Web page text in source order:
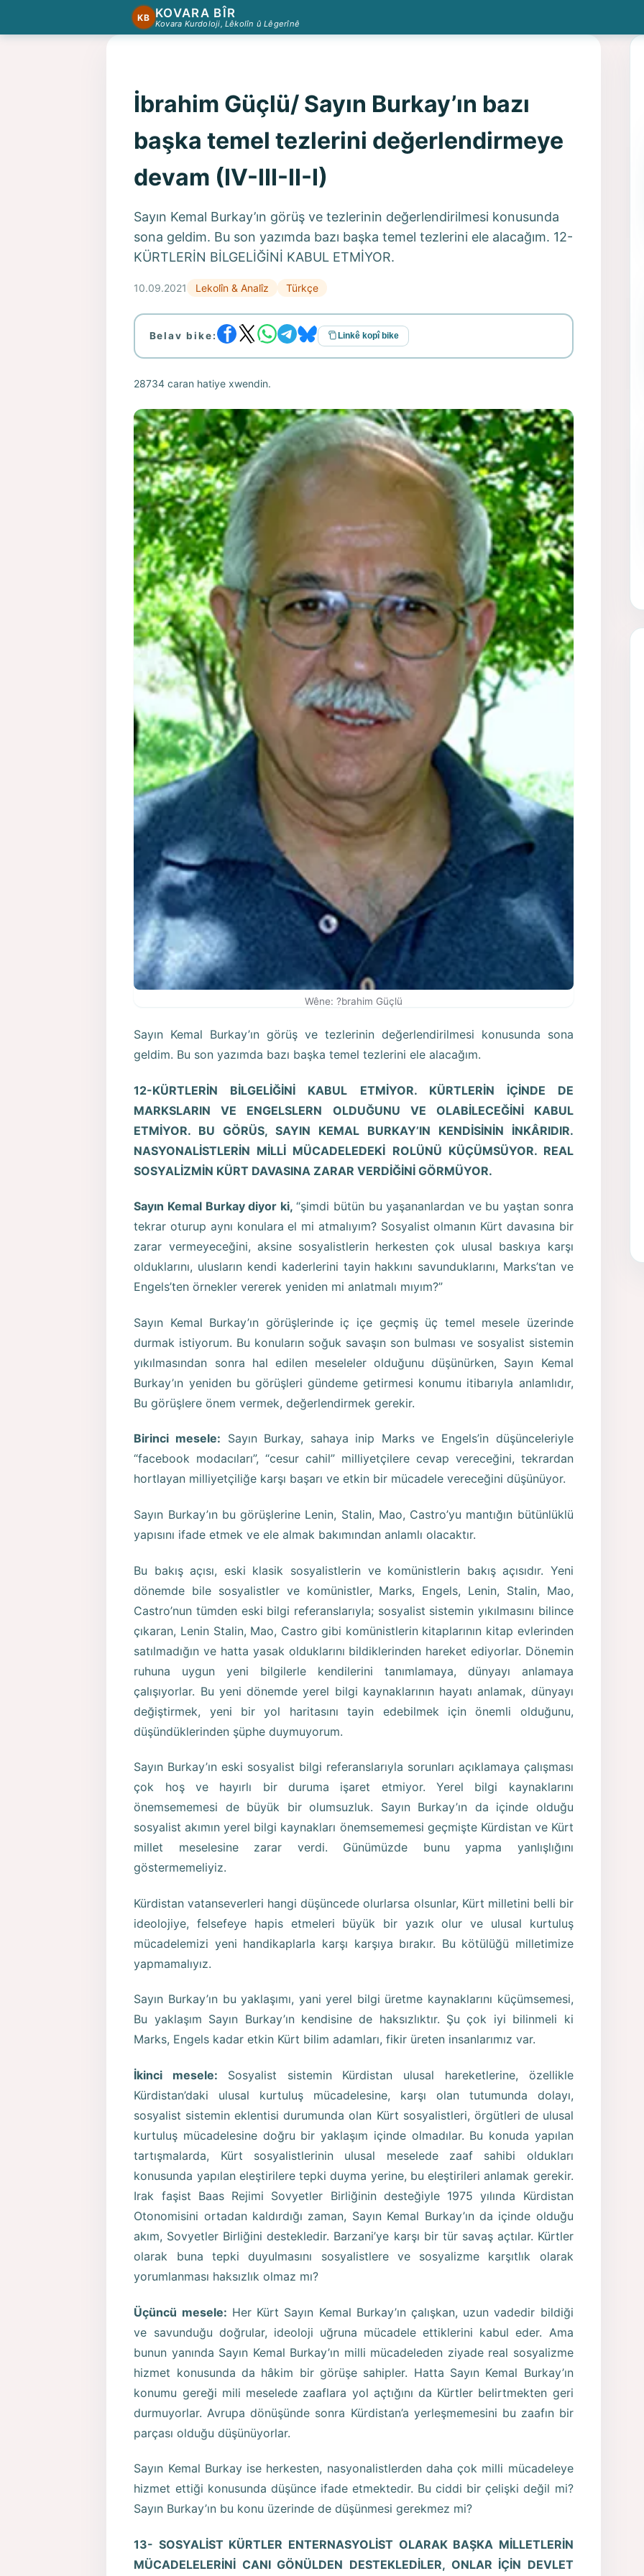
KB KOVARA BÎR
Kovara Kurdoloji, Lêkolîn û Lêgerînê
İbrahim Güçlü/ Sayın Burkay’ın bazı
başka temel tezlerini değerlendirmeye
devam (IV-III-II-I)
Sayın Kemal Burkay’ın görüş ve tezlerinin değerlendirilmesi konusunda
sona geldim. Bu son yazımda bazı başka temel tezlerini ele alacağım. 12-
KÜRTLERİN BİLGELİĞİNİ KABUL ETMİYOR.
10.09.2021 Lekolîn & Analîz Türkçe
Belav bike: Linkê kopî bike
28734 caran hatiye xwendin.
Wêne: ?brahim Güçlü
Sayın Kemal Burkay’ın görüş ve tezlerinin değerlendirilmesi konusunda sona
geldim. Bu son yazımda bazı başka temel tezlerini ele alacağım.
12-KÜRTLERİN BİLGELİĞİNİ KABUL ETMİYOR. KÜRTLERİN İÇİNDE DE
MARKSLARIN VE ENGELSLERN OLDUĞUNU VE OLABİLECEĞİNİ KABUL
ETMİYOR. BU GÖRÜS, SAYIN KEMAL BURKAY’IN KENDİSİNİN İNKÂRIDIR.
NASYONALİSTLERİN MİLLİ MÜCADELEDEKİ ROLÜNÜ KÜÇÜMSÜYOR. REAL
SOSYALİZMİN KÜRT DAVASINA ZARAR VERDİĞİNİ GÖRMÜYOR.
Sayın Kemal Burkay diyor ki,“şimdi bütün bu yaşananlardan ve bu yaştan sonra
tekrar oturup aynı konulara el mi atmalıyım? Sosyalist olmanın Kürt davasına bir
zarar vermeyeceğini, aksine sosyalistlerin herkesten çok ulusal baskıya karşı
olduklarını, ulusların kendi kaderlerini tayin hakkını savunduklarını, Marks’tan ve
Engels’ten örnekler vererek yeniden mi anlatmalı mıyım?”
Sayın Kemal Burkay’ın görüşlerinde iç içe geçmiş üç temel mesele üzerinde
durmak istiyorum. Bu konuların soğuk savaşın son bulması ve sosyalist sistemin
yıkılmasından sonra hal edilen meseleler olduğunu düşünürken, Sayın Kemal
Burkay’ın yeniden bu görüşleri gündeme getirmesi konumu itibarıyla anlamlıdır,
Bu görüşlere önem vermek, değerlendirmek gerekir.
Birinci mesele: Sayın Burkay, sahaya inip Marks ve Engels’in düşünceleriyle
“facebook modacıları”, “cesur cahil” milliyetçilere cevap vereceğini, tekrardan
hortlayan milliyetçiliğe karşı başarı ve etkin bir mücadele vereceğini düşünüyor.
Sayın Burkay’ın bu görüşlerine Lenin, Stalin, Mao, Castro’yu mantığın bütünlüklü
yapısını ifade etmek ve ele almak bakımından anlamlı olacaktır.
Bu bakış açısı, eski klasik sosyalistlerin ve komünistlerin bakış açısıdır. Yeni
dönemde bile sosyalistler ve komünistler, Marks, Engels, Lenin, Stalin, Mao,
Castro’nun tümden eski bilgi referanslarıyla; sosyalist sistemin yıkılmasını bilince
çıkaran, Lenin Stalin, Mao, Castro gibi komünistlerin kitaplarının kitap evlerinden
satılmadığın ve hatta yasak olduklarını bildiklerinden hareket ediyorlar. Dönemin
ruhuna uygun yeni bilgilerle kendilerini tanımlamaya, dünyayı anlamaya
çalışıyorlar. Bu yeni dönemde yerel bilgi kaynaklarının hayatı anlamak, dünyayı
değiştirmek, yeni bir yol haritasını tayin edebilmek için önemli olduğunu,
düşündüklerinden şüphe duymuyorum.
Sayın Burkay’ın eski sosyalist bilgi referanslarıyla sorunları açıklamaya çalışması
çok hoş ve hayırlı bir duruma işaret etmiyor. Yerel bilgi kaynaklarını
önemsememesi de büyük bir olumsuzluk. Sayın Burkay’ın da içinde olduğu
sosyalist akımın yerel bilgi kaynakları önemsememesi geçmişte Kürdistan ve Kürt
millet meselesine zarar verdi. Günümüzde bunu yapma yanlışlığını
göstermemeliyiz.
Kürdistan vatanseverleri hangi düşüncede olurlarsa olsunlar, Kürt milletini belli bir
ideolojiye, felsefeye hapis etmeleri büyük bir yazık olur ve ulusal kurtuluş
mücadelemizi yeni handikaplarla karşı karşıya bırakır. Bu kötülüğü milletimize
yapmamalıyız.
Sayın Burkay’ın bu yaklaşımı, yani yerel bilgi üretme kaynaklarını küçümsemesi,
Bu yaklaşım Sayın Burkay’ın kendisine de haksızlıktır. Şu çok iyi bilinmeli ki
Marks, Engels kadar etkin Kürt bilim adamları, fikir üreten insanlarımız var.
İkinci mesele: Sosyalist sistemin Kürdistan ulusal hareketlerine, özellikle
Kürdistan’daki ulusal kurtuluş mücadelesine, karşı olan tutumunda dolayı,
sosyalist sistemin eklentisi durumunda olan Kürt sosyalistleri, örgütleri de ulusal
kurtuluş mücadelesine doğru bir yaklaşım içinde olmadılar. Bu konuda yapılan
tartışmalarda, Kürt sosyalistlerinin ulusal meselede zaaf sahibi oldukları
konusunda yapılan eleştirilere tepki duyma yerine, bu eleştirileri anlamak gerekir.
Irak faşist Baas Rejimi Sovyetler Birliğinin desteğiyle 1975 yılında Kürdistan
Otonomisini ortadan kaldırdığı zaman, Sayın Kemal Burkay’ın da içinde olduğu
akım, Sovyetler Birliğini destekledir. Barzani’ye karşı bir tür savaş açtılar. Kürtler
olarak buna tepki duyulmasını sosyalistlere ve sosyalizme karşıtlık olarak
yorumlanması haksızlık olmaz mı?
Üçüncü mesele: Her Kürt Sayın Kemal Burkay’ın çalışkan, uzun vadedir bildiği
ve savunduğu doğrular, ideoloji uğruna mücadele ettiklerini kabul eder. Ama
bunun yanında Sayın Kemal Burkay’ın milli mücadeleden ziyade real sosyalizme
hizmet konusunda da hâkim bir görüşe sahipler. Hatta Sayın Kemal Burkay’ın
konumu gereği mili meselede zaaflara yol açtığını da Kürtler belirtmekten geri
durmuyorlar. Avrupa dönüşünde sonra Kürdistan’a yerleşmemesini bu zaafın bir
parçası olduğu düşünüyorlar.
Sayın Kemal Burkay ise herkesten, nasyonalistlerden daha çok milli mücadeleye
hizmet ettiği konusunda düşünce ifade etmektedir. Bu ciddi bir çelişki değil mi?
Sayın Burkay’ın bu konu üzerinde de düşünmesi gerekmez mi?
13- SOSYALİST KÜRTLER ENTERNASYOLİST OLARAK BAŞKA MİLLETLERİN
MÜCADELELERİNİ CANI GÖNÜLDEN DESTEKLEDİLER, ONLAR İÇİN DEVLET